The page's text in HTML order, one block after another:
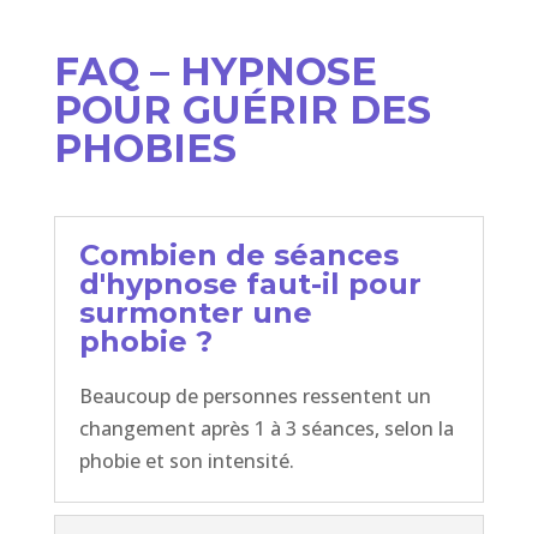
FAQ – HYPNOSE
POUR GUÉRIR DES
PHOBIES
Combien de séances
d'hypnose faut-il pour
surmonter une
phobie ?
Beaucoup de personnes ressentent un
changement après 1 à 3 séances, selon la
phobie et son intensité.